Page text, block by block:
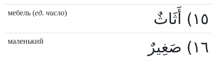
мебель (ед. число) ١٥) أَثَاثٌ
маленький ١٦) صَغِيرٌ